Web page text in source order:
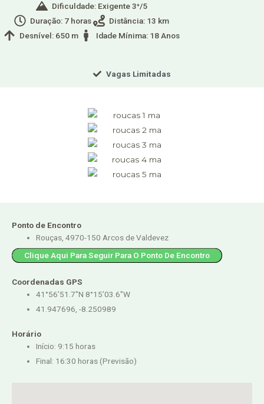
Dificuldade: Exigente 3⁺/5
Duração: 7 horas
Distância: 13 km
Desnível: 650 m
Idade Mínima: 18 Anos
Vagas Limitadas
Ponto de Encontro
Rouças, 4970-150 Arcos de Valdevez
Clique Aqui Para Seguir Para O Ponto De Encontro
Coordenadas GPS
41°56’51.7″N 8°15’03.6″W
41.947696, -8.250989
Horário
Início: 9:15 horas
Final: 16:30 horas (Previsão)